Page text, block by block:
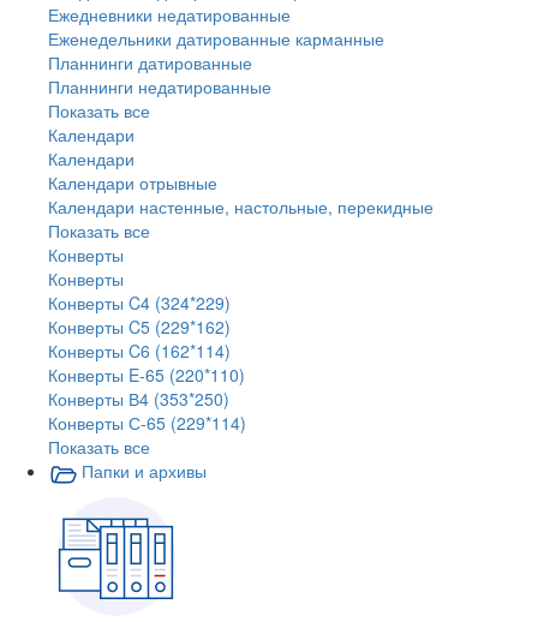
Ежедневники недатированные
Еженедельники датированные карманные
Планнинги датированные
Планнинги недатированные
Показать все
Календари
Календари
Календари отрывные
Календари настенные, настольные, перекидные
Показать все
Конверты
Конверты
Конверты C4 (324*229)
Конверты C5 (229*162)
Конверты C6 (162*114)
Конверты E-65 (220*110)
Конверты В4 (353*250)
Конверты С-65 (229*114)
Показать все
Папки и архивы